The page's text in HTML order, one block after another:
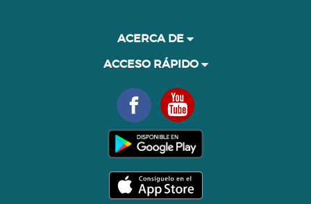
ACERCA DE
ACCESO RÁPIDO